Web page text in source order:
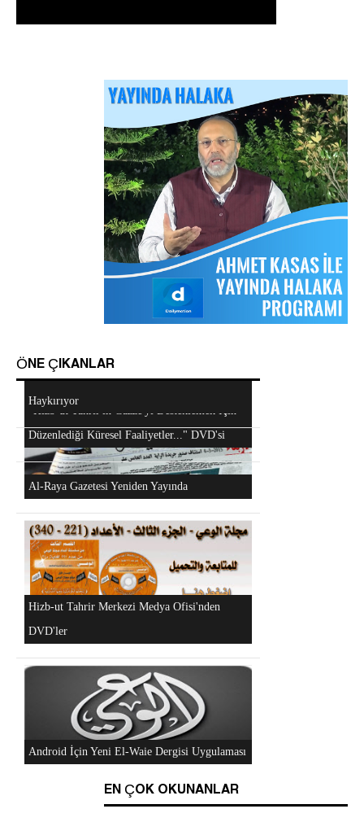
ÖNE ÇIKANLAR
Al-Raya Gazetesi Yeniden Yayında
Android Cihazlar İçin Anayasa Tasarısı
Hizb-ut Tahrir Kimdir?
"Hizb-ut Tahrir'in Gazze'yi Desteklemek İçin
Düzenlediği Küresel Faaliyetler..." DVD'si
Sorular ve Cevaplar
Mescidi Aksa İslam Ümmetine ve Ordulara
Haykırıyor
Arakan Müslümanları İslam Ümmetinden ve
Hizb-ut Tahrir Emirine Sorulanlar
EN ÇOK OKUNANLAR